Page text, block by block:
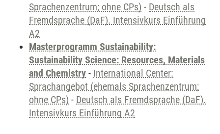
Sprachenzentrum; ohne CPs) - Deutsch als
Fremdsprache (DaF). Intensivkurs Einführung
A2
Masterprogramm Sustainability:
Sustainability Science: Resources, Materials
and Chemistry - International Center:
Sprachangebot (ehemals Sprachenzentrum;
ohne CPs) - Deutsch als Fremdsprache (DaF).
Intensivkurs Einführung A2